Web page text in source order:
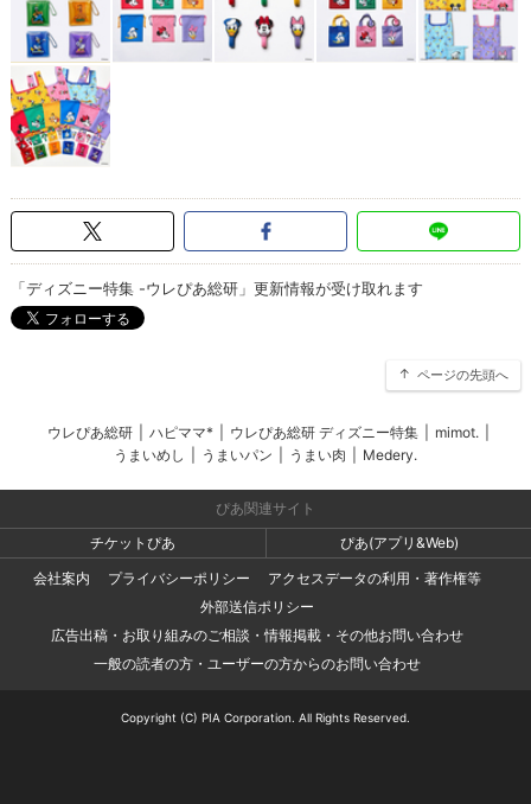
「ディズニー特集 -ウレぴあ総研」更新情報が受け取れます
ページの先頭へ
ウレぴあ総研 ハピママ* ウレぴあ総研 ディズニー特集 mimot.
うまいめし
うまいパン うまい肉 Medery.
ぴあ関連サイト
チケットぴあ
ぴあ(アプリ&Web)
会社案内
プライバシーポリシー
アクセスデータの利用・著作権等
外部送信ポリシー
広告出稿・お取り組みのご相談・情報掲載・その他お問い合わせ
一般の読者の方・ユーザーの方からのお問い合わせ
Copyright (C) PIA Corporation. All Rights Reserved.